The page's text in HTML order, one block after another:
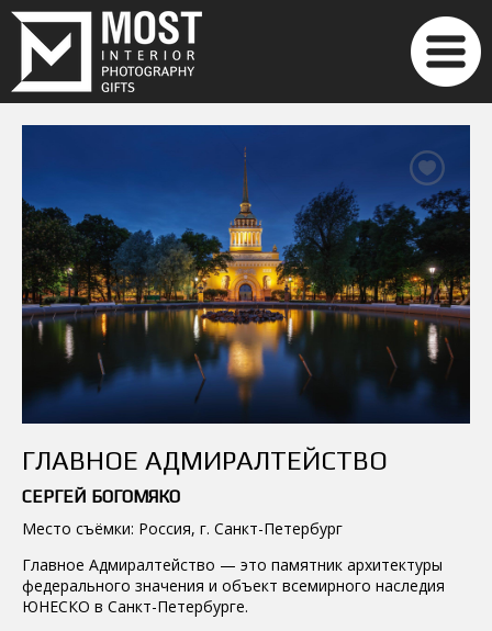
ГЛАВНОЕ АДМИРАЛТЕЙСТВО
СЕРГЕЙ БОГОМЯКО
Место съёмки: Россия, г. Санкт-Петербург
Главное Адмиралтейство — это памятник архитектуры
федерального значения и объект всемирного наследия
ЮНЕСКО в Санкт-Петербурге.